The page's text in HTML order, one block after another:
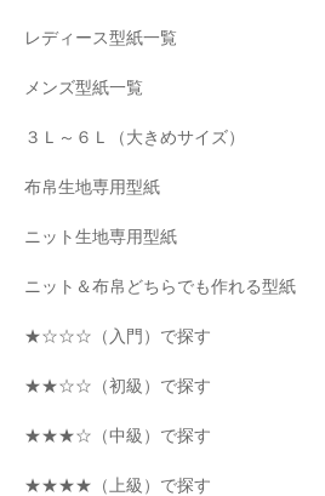
レディース型紙一覧
メンズ型紙一覧
３Ｌ～６Ｌ（大きめサイズ）
布帛生地専用型紙
ニット生地専用型紙
ニット＆布帛どちらでも作れる型紙
★☆☆☆（入門）で探す
★★☆☆（初級）で探す
★★★☆（中級）で探す
★★★★（上級）で探す